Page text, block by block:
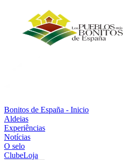
Bonitos de España - Inicio
Aldeias
Experiências
Notícias
O selo
ClubeLoja